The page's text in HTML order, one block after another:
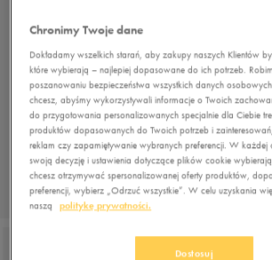
Chronimy Twoje dane
Dokładamy wszelkich starań, aby zakupy naszych Klientów
które wybierają – najlepiej dopasowane do ich potrzeb.
poszanowaniu bezpieczeństwa wszystkich danych
chcesz, abyśmy wykorzystywali informacje o Twoich
do przygotowania personalizowanych specjalnie dla Ciebie
produktów dopasowanych do Twoich potrzeb i
reklam czy zapamiętywanie wybranych preferencji. W każdej
swoją decyzję i ustawienia dotyczące plików cookie
chcesz otrzymywać spersonalizowanej oferty produktów,
preferencji, wybierz „Odrzuć wszystkie”. W celu uzyskania
naszą
politykę prywatności.
Dostosuj